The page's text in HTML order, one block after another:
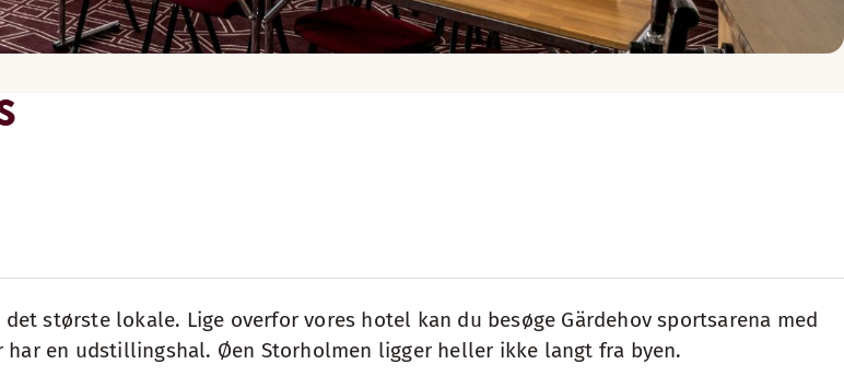
største lokale. Lige overfor vores hotel kan du besøge Gärdehov sportsarena med
en udstillingshal. Øen Storholmen ligger heller ikke langt fra byen.